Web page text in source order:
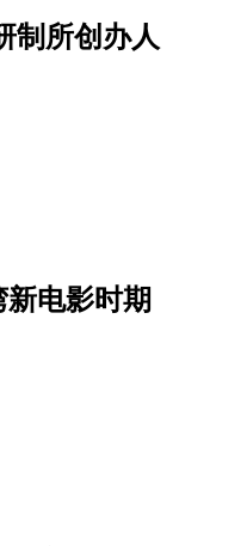
制所创办人
电影时期